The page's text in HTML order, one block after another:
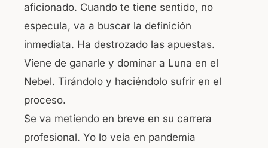
aficionado. Cuando te tiene sentido, no
especula, va a buscar la definición
inmediata. Ha destrozado las apuestas.
Viene de ganarle y dominar a Luna en el
Nebel. Tirándolo y haciéndolo sufrir en el
proceso.
Se va metiendo en breve en su carrera
profesional. Yo lo veía en pandemia